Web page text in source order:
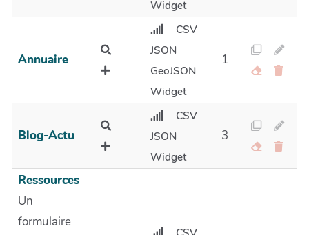
Widget
Annuaire
CSV
JSON
GeoJSON
Widget
1
Blog-Actu
CSV
JSON
Widget
3
Ressources
Un
formulaire